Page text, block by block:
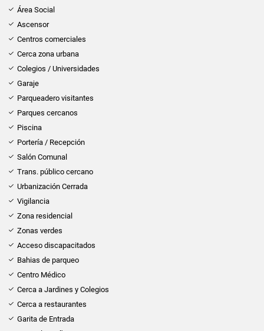
Área Social
Ascensor
Centros comerciales
Cerca zona urbana
Colegios / Universidades
Garaje
Parqueadero visitantes
Parques cercanos
Piscina
Portería / Recepción
Salón Comunal
Trans. público cercano
Urbanización Cerrada
Vigilancia
Zona residencial
Zonas verdes
Acceso discapacitados
Bahias de parqueo
Centro Médico
Cerca a Jardines y Colegios
Cerca a restaurantes
Garita de Entrada